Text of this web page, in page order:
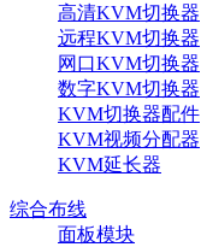
高清KVM切换器
远程KVM切换器
网口KVM切换器
数字KVM切换器
KVM切换器配件
KVM视频分配器
KVM延长器
综合布线
面板模块